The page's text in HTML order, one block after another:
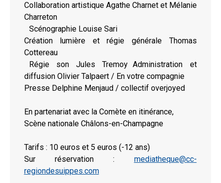
Collaboration artistique Agathe Charnet et Mélanie
Charreton
Scénographie Louise Sari
Création lumière et régie générale Thomas
Cottereau
Régie son Jules Tremoy Administration et
diffusion Olivier Talpaert / En votre compagnie
Presse Delphine Menjaud / collectif overjoyed
En partenariat avec la Comète en itinérance,
Scène nationale Châlons-en-Champagne
Tarifs : 10 euros et 5 euros (-12 ans)
Sur réservation : mediatheque@cc-
regiondesuippes.com